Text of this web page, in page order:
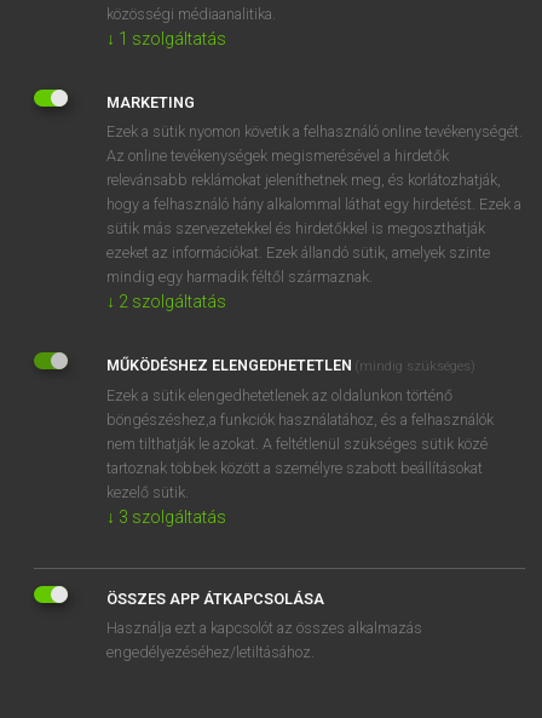
adalékanyag
aggregátum
ige
(számszerűleg) kitesz
összesít
összetömörül
⚲ aggregate keresése szótárainkban
DÍJMENTES ANGOL SZÓTÁR
aggravate
aggravated
aggravation
aggregate
közösségi médiaanalitika.
↓ 1 szolgáltatás
MARKETING
Ezek a sütik nyomon követik a felhasználó online tevékenységét.
Az online tevékenységek megismerésével a hirdetők
relevánsabb reklámokat jeleníthetnek meg, és korlátozhatják,
hogy a felhasználó hány alkalommal láthat egy hirdetést. Ezek a
sütik más szervezetekkel és hirdetőkkel is megoszthatják
ezeket az információkat. Ezek állandó sütik, amelyek szinte
mindig egy harmadik féltől származnak.
↓ 2 szolgáltatás
MŰKÖDÉSHEZ ELENGEDHETETLEN (mindig szükséges)
Ezek a sütik elengedhetetlenek az oldalunkon történő
böngészéshez,a funkciók használatához, és a felhasználók
nem tilthatják le azokat. A feltétlenül szükséges sütik közé
tartoznak többek között a személyre szabott beállításokat
kezelő sütik.
↓ 3 szolgáltatás
ÖSSZES APP ÁTKAPCSOLÁSA
Használja ezt a kapcsolót az összes alkalmazás
engedélyezéséhez/letiltásához.